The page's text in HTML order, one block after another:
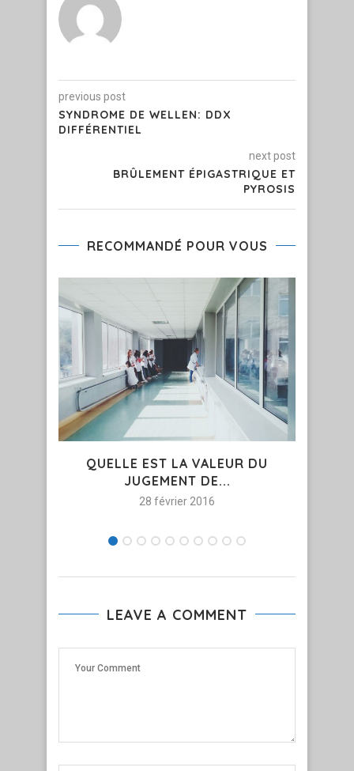
previous post
SYNDROME DE WELLEN: DDX
DIFFÉRENTIEL
next post
BRÛLEMENT ÉPIGASTRIQUE ET
PYROSIS
RECOMMANDÉ POUR VOUS
QUELLE EST LA VALEUR DU
JUGEMENT DE...
28 février 2016
LEAVE A COMMENT